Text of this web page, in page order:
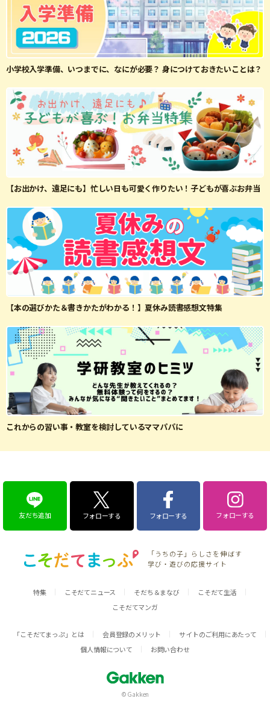
小学校入学準備、いつまでに、なにが必要？ 身につけておきたいことは？
【お出かけ、遠足にも】忙しい日も可愛く作りたい！子どもが喜ぶお弁当
【本の選びかた＆書きかたがわかる！】夏休み読書感想文特集
これからの習い事・教室を検討しているママパパに
友だち追加 フォローする フォローする フォローする
「うちの子」らしさを伸ばす
学び・遊びの応援サイト
特集 こそだてニュース そだち＆まなび
こそだて生活
こそだてマンガ
「こそだてまっぷ」とは 会員登録のメリット
サイトのご利用にあたって
個人情報について
お問い合わせ
© Gakken